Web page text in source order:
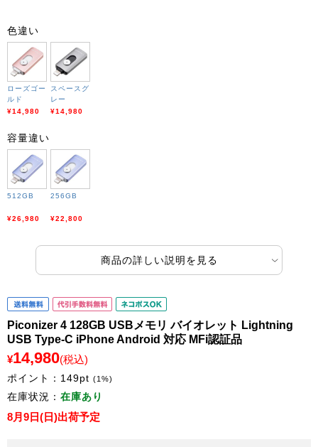
色違い
ローズゴー
ルド
¥14,980
スペースグ
レー
¥14,980
容量違い
512GB
¥26,980
256GB
¥22,800
商品の詳しい説明を見る
Piconizer 4 128GB USBメモリ バイオレット Lightning
USB Type-C iPhone Android 対応 MFi認証品
¥14,980(税込)
ポイント： 149pt (1%)
在庫状況： 在庫あり
8月9日(日)出荷予定